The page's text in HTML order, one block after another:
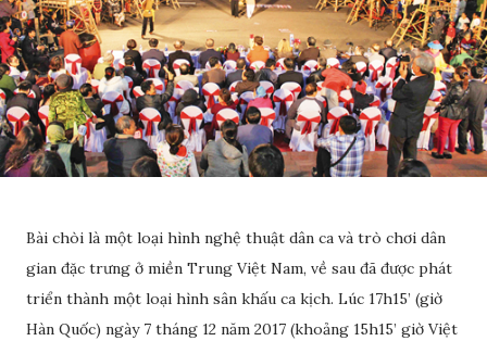
Bài chòi là một loại hình nghệ thuật dân ca và trò chơi dân
gian đặc trưng ở miền Trung Việt Nam, về sau đã được phát
triển thành một loại hình sân khấu ca kịch. Lúc 17h15’ (giờ
Hàn Quốc) ngày 7 tháng 12 năm 2017 (khoảng 15h15’ giờ Việt